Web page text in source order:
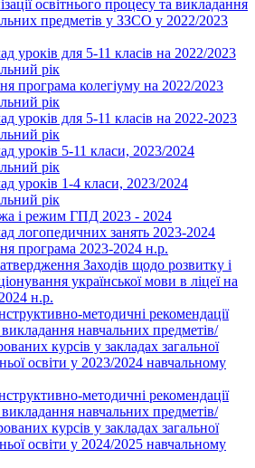
освітнього процесу та викладання
предметів у ЗЗСО у 2022/2023
уроків для 5-11 класів на 2022/2023
рік
програма колегіуму на 2022/2023
рік
уроків для 5-11 класів на 2022-2023
рік
уроків 5-11 класи, 2023/2024
рік
уроків 1-4 класи, 2023/2024
рік
і режим ГПД 2023 - 2024
логопедичних занять 2023-2024
програма 2023-2024 н.р.
Заходів щодо розвитку і
української мови в ліцеї на
н.р.
методичні рекомендації
навчальних предметів/
курсів у закладах загальної
освіти у 2023/2024 навчальному
методичні рекомендації
навчальних предметів/
курсів у закладах загальної
освіти у 2024/2025 навчальному